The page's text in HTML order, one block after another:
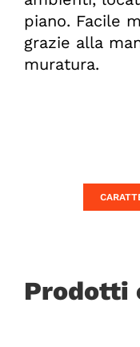
piano. Facile
grazie alla
muratura.
Prodotti